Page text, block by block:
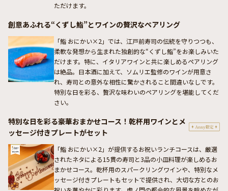
ただけます。
創意あふれる“くずし鮨”とワインの贅沢なペアリング
「鮨 おにかい×2」では、江戸前寿司の伝統を守りつつも、
柔軟な発想から生まれた独創的な“くずし鮨”をお楽しみいた
だけます。特に、イタリアワインと共に楽しめるペアリング
は絶品。日本酒に加えて、ソムリエ監修のワインが用意さ
れ、寿司との意外な相性に驚かされること間違いなしです。
特別な日を彩る、贅沢な味わいのペアリングを堪能してくだ
さい。
特別な日を彩る豪華おまかせコース！乾杯用ワインとメ
ッセージ付きプレートがセット
「鮨 おにかい×2」が提供するお祝いランチコースは、厳選
されたネタによる15貫の寿司と3品の小皿料理が楽しめるお
まかせコース。乾杯用のスパークリングワインや、特別なメ
ッセージ付きプレートもセットで提供され、大切な方とのお